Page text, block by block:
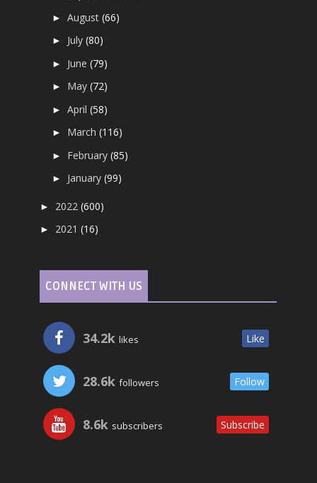
►August(66)
► July(80)
► June(79)
► May(72)
►April(58)
► March(116)
► February(85)
► January(99)
► 2022(600)
► 2021(16)
CONNECT WITH US
34.2k likes Like
28.6k followers Follow
8.6k subscribers Subscribe